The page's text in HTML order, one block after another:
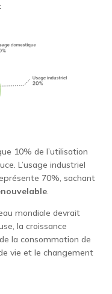
10% de l’utilisation
L’usage industriel
70%, sachant
.
mondiale devrait
la croissance
la consommation de
vie et le changement